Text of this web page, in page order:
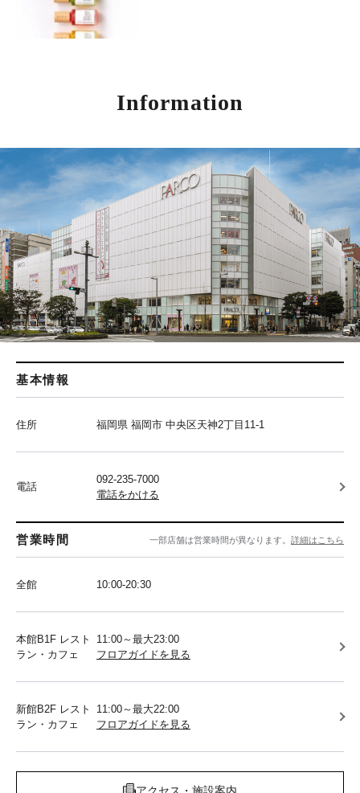
Information
基本情報
住所 福岡県 福岡市 中央区天神2丁目11-1
電話
092-235-7000
電話をかける
営業時間 一部店舗は営業時間が異なります。 詳細はこちら
全館 10:00-20:30
本館B1F レスト
ラン・カフェ
11:00～最大23:00
フロアガイドを見る
新館B2F レスト
ラン・カフェ
11:00～最大22:00
フロアガイドを見る